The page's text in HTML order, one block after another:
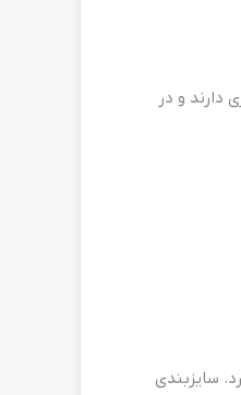
دارند و در
سایزبندی